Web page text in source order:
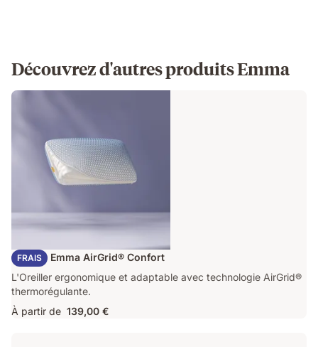
Découvrez d'autres produits Emma
FRAIS
Oreiller Emma AirGrid® Confort
L'Oreiller ergonomique et adaptable avec technologie AirGrid®
thermorégulante.
À partir de 139,00 €